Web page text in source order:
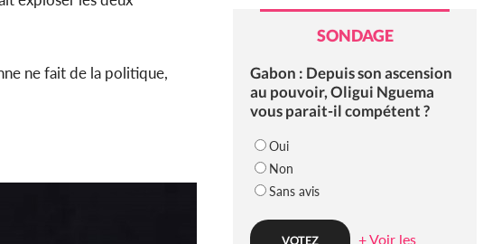
ne fait de la politique,
SONDAGE
Gabon : Depuis son ascension
au pouvoir, Oligui Nguema
vous parait-il compétent ?
Oui
Non
Sans avis
+ Voir les